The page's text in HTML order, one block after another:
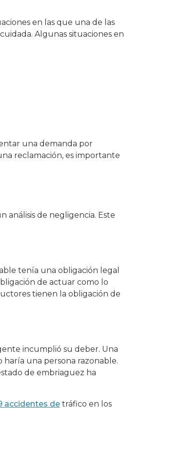
en las que una de las
Algunas situaciones en
una demanda por
reclamación, es importante
análisis de negligencia. Este
tenía una obligación legal
de actuar como lo
tienen la obligación de
incumplió su deber. Una
haría una persona razonable.
de embriaguez ha
accidentes detráfico en los